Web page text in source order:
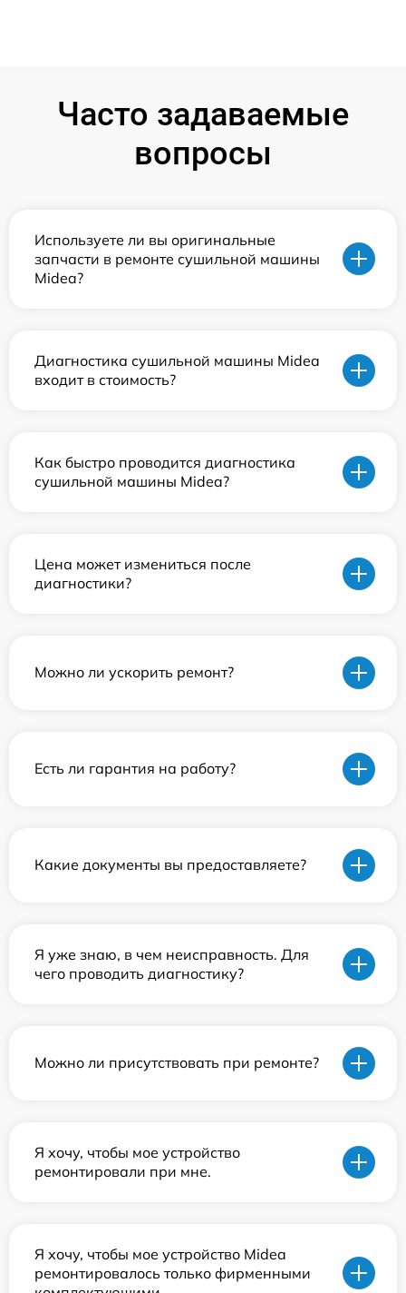
Часто задаваемые
вопросы
Используете ли вы оригинальные
запчасти в ремонте сушильной машины
Midea?
Диагностика сушильной машины Midea
входит в стоимость?
Как быстро проводится диагностика
сушильной машины Midea?
Цена может измениться после
диагностики?
Можно ли ускорить ремонт?
Есть ли гарантия на работу?
Какие документы вы предоставляете?
Я уже знаю, в чем неисправность. Для
чего проводить диагностику?
Можно ли присутствовать при ремонте?
Я хочу, чтобы мое устройство
ремонтировали при мне.
Я хочу, чтобы мое устройство Midea
ремонтировалось только фирменными